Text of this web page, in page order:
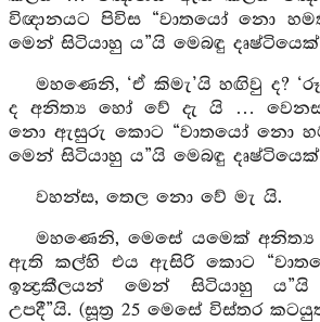
විඥානයට පිවිස “වාතයෝ නො
මෙන් සිටියාහු ය”යි මෙබඳු දෘෂ්ටියෙක්
මහණෙනි, ‘ඒ කිමැ’යි හඟිවු ද?
ද අනිත්‍ය හෝ වේ දැ යි …
නො ඇසුරු කොට “වාතයෝ නො
මෙන් සිටියාහු ය”යි මෙබඳු දෘෂ්ටියෙක්
වහන්ස, තෙල නො වේ මැ යි.
මහණෙනි, මෙසේ යමෙක් අනිත්‍ය
ඇති කල්හි එය ඇසිරි කොට
ඉන්‍ද්‍රකීලයන් මෙන් සිටියාහු
උපදී”යි. (සූත්‍ර 25 මෙසේ විස්තර